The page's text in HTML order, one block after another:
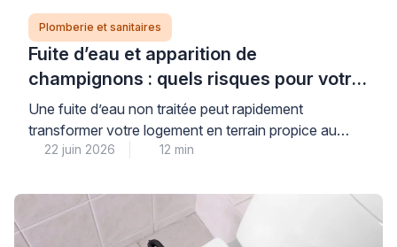
Plomberie et sanitaires
Fuite d’eau et apparition de
champignons : quels risques pour votre
logement et votre santé ?
Une fuite d’eau non traitée peut rapidement
transformer votre logement en terrain propice au
développement de champignons et moisissures,
solidité de votre habitat. Cette situation, plus
fréquente qu’on ne le pense dans les pièces humides,
nécessite une intervention rapide et qualifiée pour
22 juin 2026 12 min